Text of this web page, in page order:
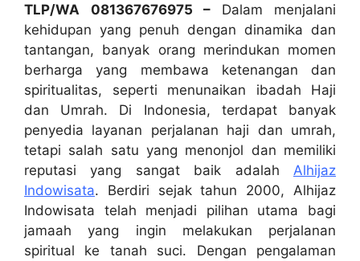
TLP/WA 081367676975 – Dalam menjalani
kehidupan yang penuh dengan dinamika dan
tantangan, banyak orang merindukan momen
berharga yang membawa ketenangan dan
spiritualitas, seperti menunaikan ibadah Haji
dan Umrah. Di Indonesia, terdapat banyak
penyedia layanan perjalanan haji dan umrah,
tetapi salah satu yang menonjol dan memiliki
reputasi yang sangat baik adalah Alhijaz
Indowisata. Berdiri sejak tahun 2000, Alhijaz
Indowisata telah menjadi pilihan utama bagi
jamaah yang ingin melakukan perjalanan
spiritual ke tanah suci. Dengan pengalaman